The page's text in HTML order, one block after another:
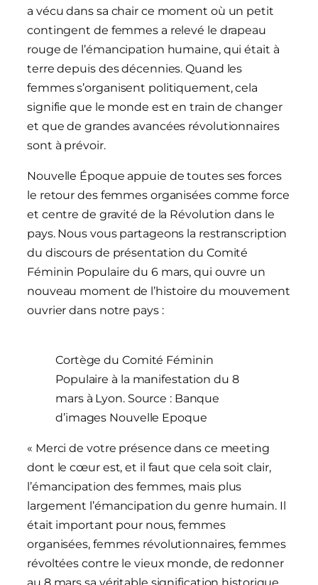
a vécu dans sa chair ce moment où un petit
contingent de femmes a relevé le drapeau
rouge de l’émancipation humaine, qui était à
terre depuis des décennies. Quand les
femmes s’organisent politiquement, cela
signifie que le monde est en train de changer
et que de grandes avancées révolutionnaires
sont à prévoir.
Nouvelle Époque appuie de toutes ses forces
le retour des femmes organisées comme force
et centre de gravité de la Révolution dans le
pays. Nous vous partageons la restranscription
du discours de présentation du Comité
Féminin Populaire du 6 mars, qui ouvre un
nouveau moment de l’histoire du mouvement
ouvrier dans notre pays :
Cortège du Comité Féminin
Populaire à la manifestation du 8
mars à Lyon. Source : Banque
d’images Nouvelle Epoque
« Merci de votre présence dans ce meeting
dont le cœur est, et il faut que cela soit clair,
l’émancipation des femmes, mais plus
largement l’émancipation du genre humain. Il
était important pour nous, femmes
organisées, femmes révolutionnaires, femmes
révoltées contre le vieux monde, de redonner